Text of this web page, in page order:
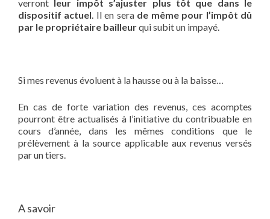
verront leur impôt s’ajuster plus tôt que dans le
dispositif actuel. Il en sera de même pour l’impôt dû
par le propriétaire bailleurqui subit un impayé.
Si mes revenus évoluent à la hausse ou à la baisse…
En cas de forte variation des revenus, ces acomptes
pourront être actualisés à l’initiative du contribuable en
cours d’année, dans les mêmes conditions que le
prélèvement à la source applicable aux revenus versés
par un tiers.
A savoir